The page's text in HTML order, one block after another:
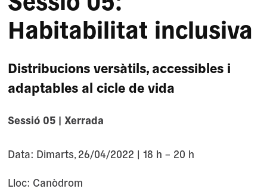
Habitabilitat inclusiva
Distribucions versàtils, accessibles i
adaptables al cicle de vida
Sessió 05 | Xerrada
Data: Dimarts, 26/04/2022 | 18 h – 20 h
Lloc: Canòdrom